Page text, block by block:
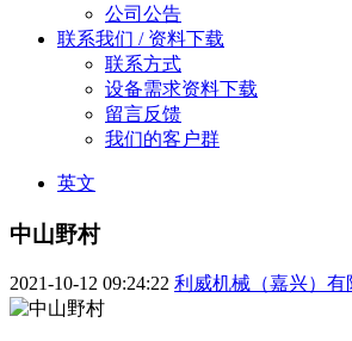
公司公告
联系我们 / 资料下载
联系方式
设备需求资料下载
留言反馈
我们的客户群
英文
中山野村
2021-10-12 09:24:22 利威机械（嘉兴）有